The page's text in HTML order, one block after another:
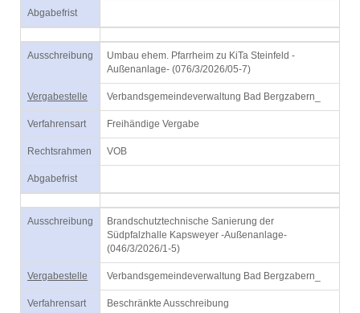
Abgabefrist
Ausschreibung
Umbau ehem. Pfarrheim zu KiTa Steinfeld -
Außenanlage- (076/3/2026/05-7)
Vergabestelle Verbandsgemeindeverwaltung Bad Bergzabern_
Verfahrensart Freihändige Vergabe
Rechtsrahmen VOB
Abgabefrist
Ausschreibung
Brandschutztechnische Sanierung der
Südpfalzhalle Kapsweyer -Außenanlage-
(046/3/2026/1-5)
Vergabestelle Verbandsgemeindeverwaltung Bad Bergzabern_
Verfahrensart Beschränkte Ausschreibung